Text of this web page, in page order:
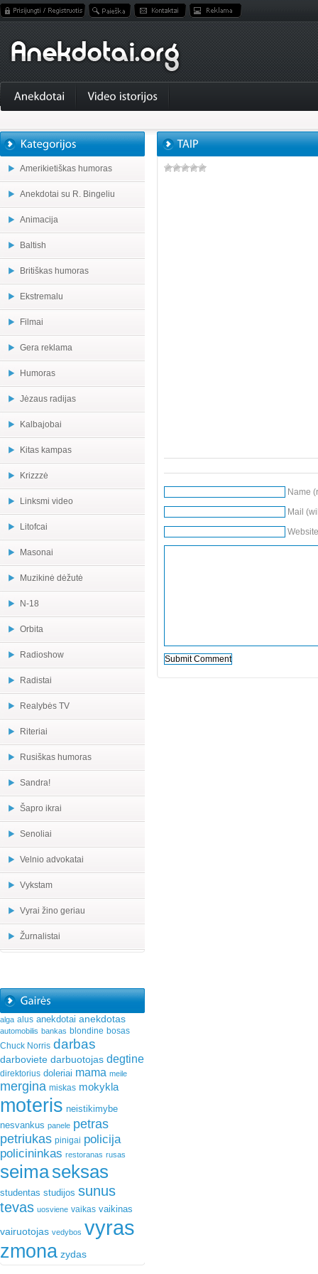
Amerikietiškas humoras
Anekdotai su R. Bingeliu
Animacija
Baltish
Britiškas humoras
Ekstremalu
Filmai
Gera reklama
Humoras
Jėzaus radijas
Kalbajobai
Kitas kampas
Krizzzė
Linksmi video
Litofcai
Masonai
Muzikinė dėžutė
N-18
Orbita
Radioshow
Radistai
Realybės TV
Riteriai
Rusiškas humoras
Sandra!
Šapro ikrai
Senoliai
Velnio advokatai
Vykstam
Vyrai žino geriau
Žurnalistai
alga alus anekdotai anekdotas
automobilis bankas blondine bosas
Chuck Norris darbas
darboviete darbuotojas degtine
direktorius doleriai mama meile
mergina miskas mokykla
moteris neistikimybe
nesvankus panele petras
petriukas pinigai policija
policininkas restoranas rusas
seimaseksas
studentas studijos sunus
tevas uosviene vaikas vaikinas
vairuotojas vedybos vyras
zmona zydas
Name
Mail